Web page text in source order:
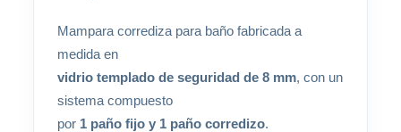
Mampara corrediza para baño fabricada a
medida en
vidrio templado de seguridad de 8 mm, con un
sistema compuesto
por 1 paño fijo y 1 paño corredizo.